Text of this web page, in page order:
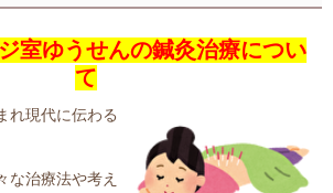
室ゆうせんの鍼灸治療につい
て
れ現代に伝わる
な治療法や考え